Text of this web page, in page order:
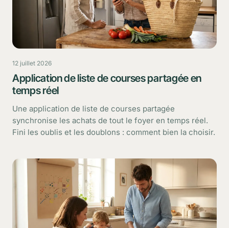
12 juillet 2026
Application de liste de courses partagée en
temps réel
Une application de liste de courses partagée
synchronise les achats de tout le foyer en temps réel.
Fini les oublis et les doublons : comment bien la choisir.